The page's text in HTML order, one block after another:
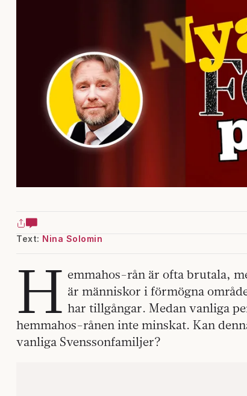
Text: Nina Solomin
H emmahos-rån är ofta brutala,
är människor i förmögna
har tillgångar. Medan vanliga
hemmahos-rånen inte minskat. Kan
vanliga Svenssonfamiljer?